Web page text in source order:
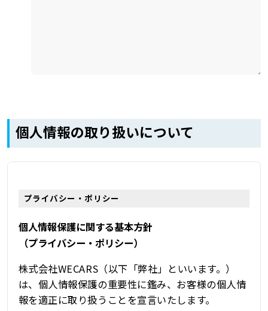
個人情報の取り扱いについて
プライバシー・ポリシー
個人情報保護に関する基本方針
（プライバシー・ポリシー）
株式会社WECARS（以下「弊社」といいます。）
は、個人情報保護の重要性に鑑み、お客様の個人情
報を適正に取り扱うことを宣言いたします。